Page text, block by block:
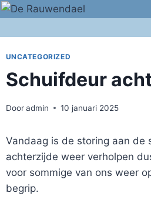
Doorgaan
inhoud
UNCATEGORIZED
Schuifdeur
Door admin 10 januari 2025
Vandaag is de storing aan de
achterzijde weer verholpen
voor sommige van ons weer
begrip.